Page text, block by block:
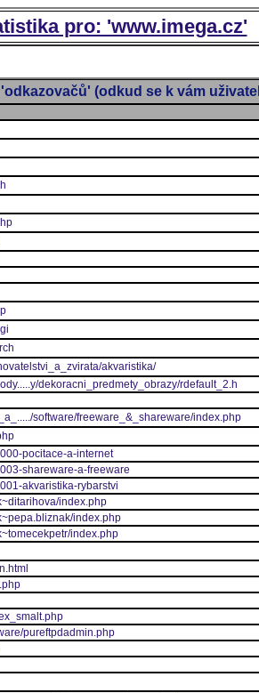
pro: 'www.imega.cz'
(odkud se k vám
akvaristika/
dekoracni_predmety_obrazy/rdefault_2.h
software/freeware_&_shareware/index.php
pocitace-a-internet
shareware-a-freeware
akvaristika-rybarstvi
index.php
index.php
index.php
pureftpdadmin.php